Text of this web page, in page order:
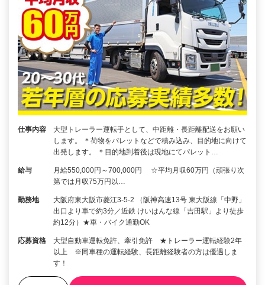
仕事内容
大型トレーラー運転手として、中距離・長距離配送をお願い
します。 ＊荷物をパレットなどで積み込み、目的地に向けて
出発します。 ＊目的地到着後は現地にてパレット…
給与
月給550,000円～700,000円 ☆平均月収60万円（頑張り次
第では月収75万円以…
勤務地
大阪府東大阪市菱江3-5-2 （阪神高速13号 東大阪線「中野」
出口より車で約3分／近鉄 けいはんな線「吉田駅」より徒歩
約12分）★車・バイク通勤OK
応募資格
大型自動車運転免許、牽引免許 ★トレーラー運転経験2年
以上 ※同車種の運転経験、長距離経験者の方は優遇しま
す！